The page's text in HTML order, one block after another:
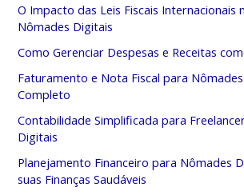
O Impacto das Leis Fiscais Internacionais
Nômades Digitais
Como Gerenciar Despesas e Receitas
Faturamento e Nota Fiscal para
Completo
Contabilidade Simplificada para
Digitais
Planejamento Financeiro para Nômades
suas Finanças Saudáveis